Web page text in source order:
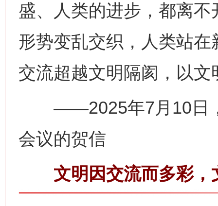
盛、人类的进步，都离
形势变乱交织，人类站
交流超越文明隔阂，以
——2025年7月10日，
会议的贺信
文明因交流而多彩，